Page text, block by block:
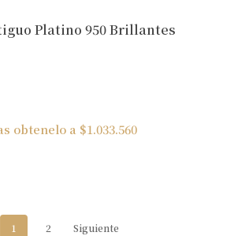
Platino 950 Brillantes
obtenelo a $1.033.560
1 2 Siguiente